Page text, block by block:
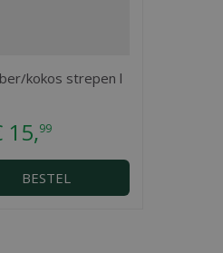
kokos strepen l
15,99
BESTEL